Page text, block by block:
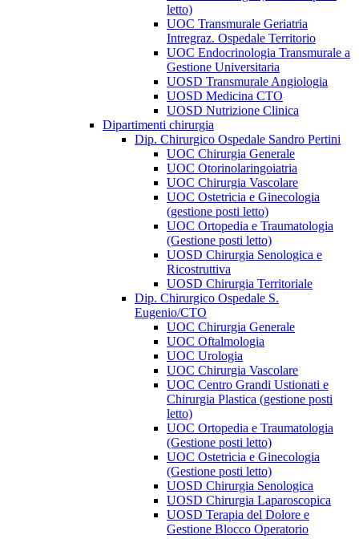
letto)
UOC Transmurale Geriatria
Intregraz. Ospedale Territorio
UOC Endocrinologia Transmurale a
Gestione Universitaria
UOSD Transmurale Angiologia
UOSD Medicina CTO
UOSD Nutrizione Clinica
Dipartimenti chirurgia
Dip. Chirurgico Ospedale Sandro Pertini
UOC Chirurgia Generale
UOC Otorinolaringoiatria
UOC Chirurgia Vascolare
UOC Ostetricia e Ginecologia
(gestione posti letto)
UOC Ortopedia e Traumatologia
(Gestione posti letto)
UOSD Chirurgia Senologica e
Ricostruttiva
UOSD Chirurgia Territoriale
Dip. Chirurgico Ospedale S.
Eugenio/CTO
UOC Chirurgia Generale
UOC Oftalmologia
UOC Urologia
UOC Chirurgia Vascolare
UOC Centro Grandi Ustionati e
Chirurgia Plastica (gestione posti
letto)
UOC Ortopedia e Traumatologia
(Gestione posti letto)
UOC Ostetricia e Ginecologia
(Gestione posti letto)
UOSD Chirurgia Senologica
UOSD Chirurgia Laparoscopica
UOSD Terapia del Dolore e
Gestione Blocco Operatorio